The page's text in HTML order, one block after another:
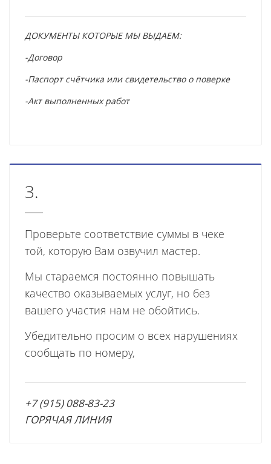
ДОКУМЕНТЫ КОТОРЫЕ МЫ ВЫДАЕМ:
-Договор
-Паспорт счётчика или свидетельство о поверке
-Акт выполненных работ
3.
Проверьте соответствие суммы в чеке
той, которую Вам озвучил мастер.
Мы стараемся постоянно повышать
качество оказываемых услуг, но без
вашего участия нам не обойтись.
Убедительно просим о всех нарушениях
сообщать по номеру,
+7 (915) 088-83-23
ГОРЯЧАЯ ЛИНИЯ